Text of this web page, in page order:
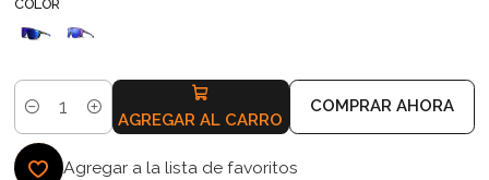
COLOR
Cantidad AGREGAR AL CARRO
COMPRAR AHORA
Agregar a la lista de favoritos